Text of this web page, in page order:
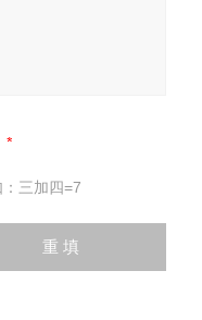
三加四=7